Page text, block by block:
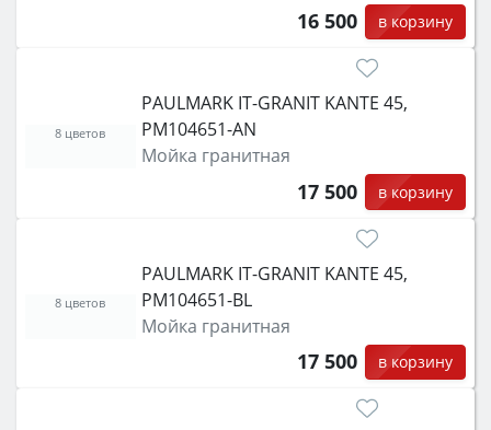
16 500 в корзину
PAULMARK IT-GRANIT KANTE 45,
PM104651-AN
Мойка гранитная
17 500 в корзину
8 цветов
PAULMARK IT-GRANIT KANTE 45,
PM104651-BL
Мойка гранитная
17 500 в корзину
8 цветов